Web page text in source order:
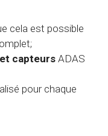
cela est possible
capteurs ADAS
pour chaque